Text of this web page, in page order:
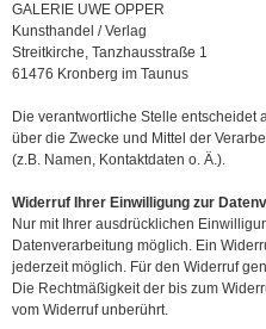
GALERIE UWE OPPER
Kunsthandel / Verlag
Streitkirche, Tanzhausstraße 1
61476 Kronberg im Taunus
Die verantwortliche Stelle entscheidet
über die Zwecke und Mittel der
(z.B. Namen, Kontaktdaten o. Ä.).
Widerruf Ihrer Einwilligung zur
Nur mit Ihrer ausdrücklichen
Datenverarbeitung möglich. Ein
jederzeit möglich. Für den Widerruf
Die Rechtmäßigkeit der bis zum
vom Widerruf unberührt.